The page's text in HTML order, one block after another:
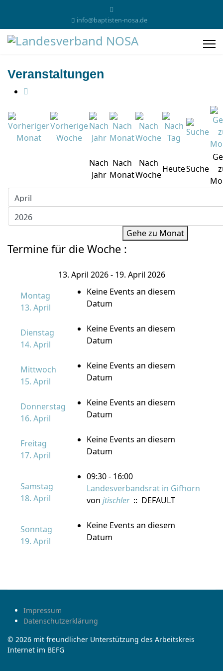
info@baptisten-nosa.de
Veranstaltungen
Nach
Jahr
Nach
Monat
Nach
Woche
HeuteSuche
Gehe zu Monat
Termine für die Woche :
13. April 2026 - 19. April 2026
Montag
13. April
Keine Events an diesem
Datum
Dienstag
14. April
Keine Events an diesem
Datum
Mittwoch
15. April
Keine Events an diesem
Datum
Donnerstag
16. April
Keine Events an diesem
Datum
Freitag
17. April
Keine Events an diesem
Datum
Samstag
18. April
09:30 - 16:00
Landesverbandsrat in Gifhorn
von jtischler:: DEFAULT
Sonntag
19. April
Keine Events an diesem
Datum
Impressum
Datenschutzerklärung
© 2026 mit freundlicher Unterstützung des Arbeitskreis
Internet im BEFG